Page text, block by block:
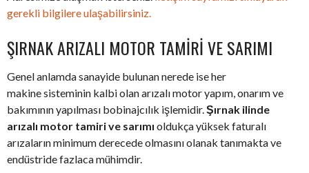
gerekli bilgilere ulaşabilirsiniz.
ŞIRNAK ARIZALI MOTOR TAMIRI VE SARIMI
Genel anlamda sanayide bulunan nerede ise her
makine sisteminin kalbi olan arızalı motor yapım, onarım ve
bakımının yapılması bobinajcılık işlemidir.Şırnak ilinde
arızalı motor tamiri ve sarımı oldukça yüksek faturalı
arızaların minimum derecede olmasını olanak tanımakta ve
endüstride fazlaca mühimdir.